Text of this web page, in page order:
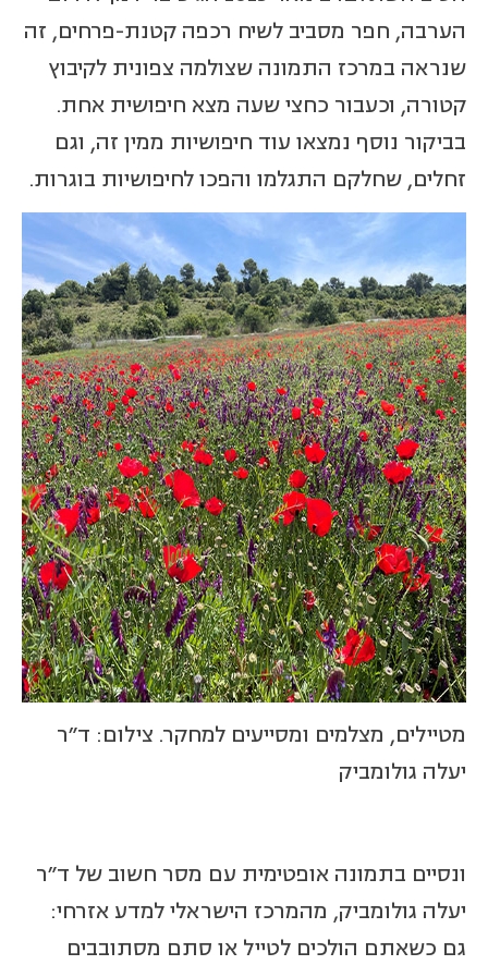
הערבה, חפר מסביב לשיח רכפה קטנת-פרחים, זה
שנראה במרכז התמונה שצולמה צפונית לקיבוץ
קטורה, וכעבור כחצי שעה מצא חיפושית אחת.
בביקור נוסף נמצאו עוד חיפושיות ממין זה, וגם
זחלים, שחלקם התגלמו והפכו לחיפושיות בוגרות.
מטיילים, מצלמים ומסייעים למחקר. צילום: ד"ר
יעלה גולומביק
ונסיים בתמונה אופטימית עם מסר חשוב של ד"ר
יעלה גולומביק, מהמרכז הישראלי למדע אזרחי:
גם כשאתם הולכים לטייל או סתם מסתובבים